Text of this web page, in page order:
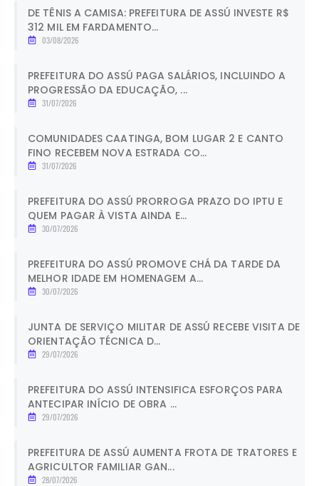
DE TÊNIS A CAMISA: PREFEITURA DE ASSÚ INVESTE R$
312 MIL EM FARDAMENTO...
03/08/2026
PREFEITURA DO ASSÚ PAGA SALÁRIOS, INCLUINDO A
PROGRESSÃO DA EDUCAÇÃO, ...
31/07/2026
COMUNIDADES CAATINGA, BOM LUGAR 2 E CANTO
FINO RECEBEM NOVA ESTRADA CO...
31/07/2026
PREFEITURA DO ASSÚ PRORROGA PRAZO DO IPTU E
QUEM PAGAR À VISTA AINDA E...
30/07/2026
PREFEITURA DO ASSÚ PROMOVE CHÁ DA TARDE DA
MELHOR IDADE EM HOMENAGEM A...
30/07/2026
JUNTA DE SERVIÇO MILITAR DE ASSÚ RECEBE VISITA DE
ORIENTAÇÃO TÉCNICA D...
29/07/2026
PREFEITURA DO ASSÚ INTENSIFICA ESFORÇOS PARA
ANTECIPAR INÍCIO DE OBRA ...
29/07/2026
PREFEITURA DE ASSÚ AUMENTA FROTA DE TRATORES E
AGRICULTOR FAMILIAR GAN...
28/07/2026